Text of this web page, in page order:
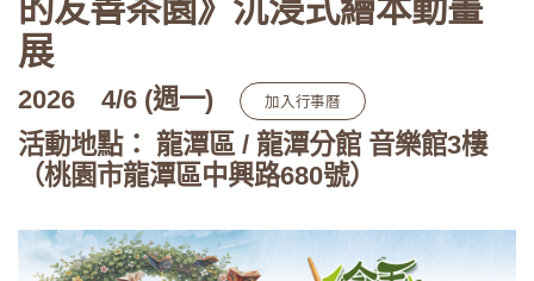
的友善茶園》沉浸式繪本動畫
展
2026 4/6 (週一) 加入行事曆
活動地點： 龍潭區 / 龍潭分館 音樂館3樓
（桃園市龍潭區中興路680號）